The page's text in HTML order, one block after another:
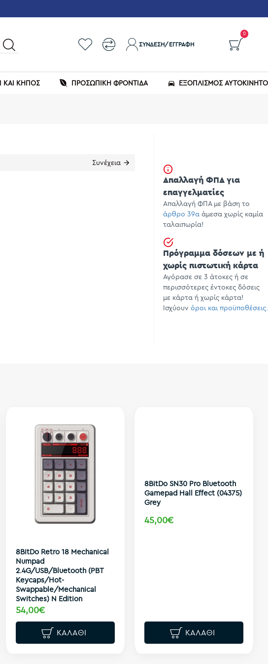
ΣΎΝΔΕΣΗ/ΕΓΓΡΑΦΉ
0
ΚΑΙ ΚΗΠΟΣ ΠΡΟΣΩΠΙΚΗ ΦΡΟΝΤΙΔΑ ΕΞΟΠΛΙΣΜΌΣ
Συνέχεια
Απαλλαγή ΦΠΑ για
επαγγελματίες
Απαλλαγή ΦΠΑ με βάση το
άρθρο 39α άμεσα χωρίς καμία
ταλαιπωρία!
Πρόγραμμα δόσεων με ή
χωρίς πιστωτική κάρτα
Αγόρασε σε 3 άτοκες ή σε
περισσότερες έντοκες δόσεις
με κάρτα ή χωρίς κάρτα!
Ισχύουν όροι και προϋποθέσεις.
8BitDo Retro 18 Mechanical
Numpad
2.4G/USB/Bluetooth (PBT
Keycaps/Hot-
Swappable/Mechanical
Switches) N Edition
54,00€
ΚΑΛΆΘΙ
8BitDo SN30 Pro Bluetooth
Gamepad Hall Effect (04375)
Grey
45,00€
ΚΑΛΆΘΙ